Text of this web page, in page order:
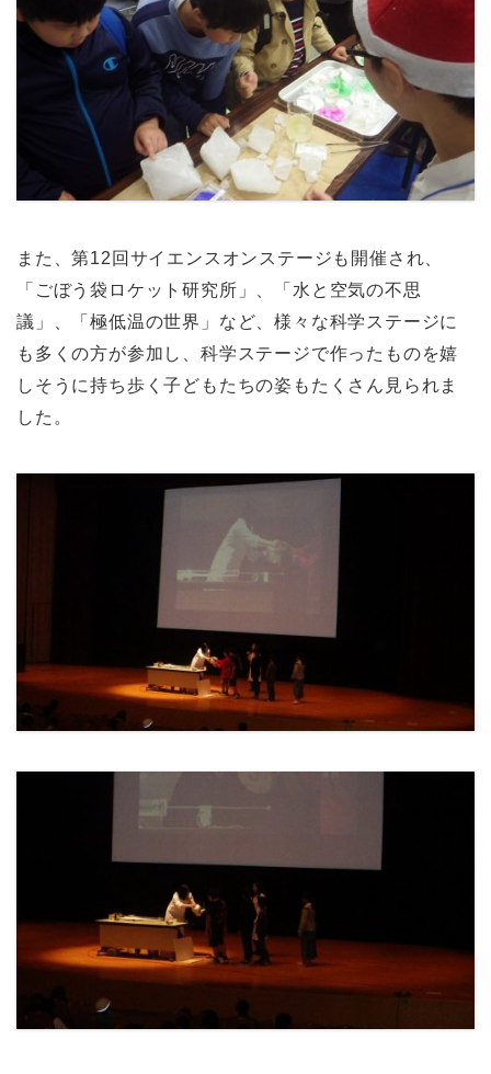
また、第12回サイエンスオンステージも開催され、
「ごぼう袋ロケット研究所」、「水と空気の不思
議」、「極低温の世界」など、様々な科学ステージに
も多くの方が参加し、科学ステージで作ったものを嬉
しそうに持ち歩く子どもたちの姿もたくさん見られま
した。